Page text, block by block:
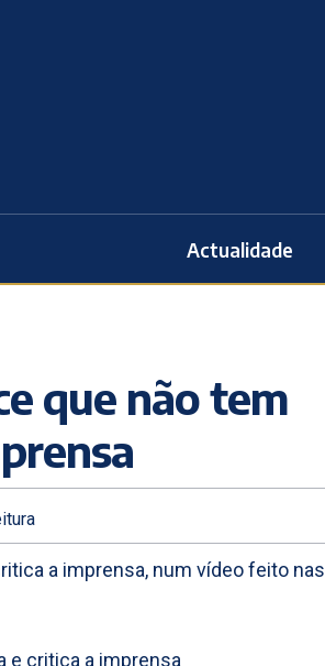
Actualidade
que não tem
a imprensa, num vídeo feito nas